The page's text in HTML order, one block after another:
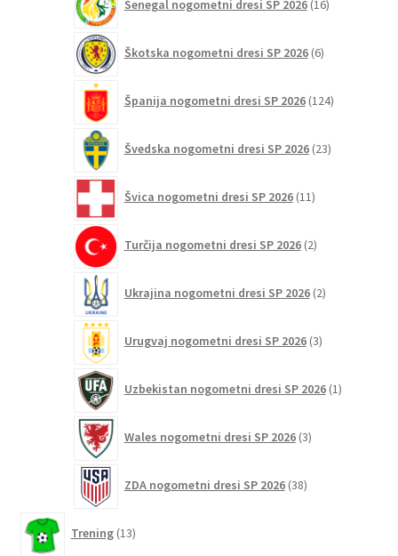
Senegal nogometni dresi SP 2026 16izdelkov
Škotska nogometni dresi SP 2026 6izdelkov
Španija nogometni dresi SP 2026 124izdelkov
Švedska nogometni dresi SP 2026 23izdelkov
Švica nogometni dresi SP 2026 11izdelkov
Turčija nogometni dresi SP 2026 2izdelka
Ukrajina nogometni dresi SP 2026 2izdelka
Urugvaj nogometni dresi SP 2026 3izdelki
Uzbekistan nogometni dresi SP 2026 1izdelek
Wales nogometni dresi SP 2026 3izdelki
ZDA nogometni dresi SP 2026 38izdelkov
Trening 13izdelkov